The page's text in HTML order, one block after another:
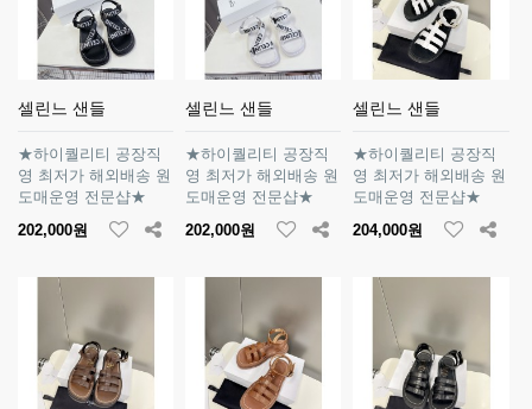
셀린느 샌들
★하이퀄리티 공장직
영 최저가 해외배송 원
도매운영 전문샵★
202,000원
셀린느 샌들
★하이퀄리티 공장직
영 최저가 해외배송 원
도매운영 전문샵★
202,000원
셀린느 샌들
★하이퀄리티 공장직
영 최저가 해외배송 원
도매운영 전문샵★
204,000원